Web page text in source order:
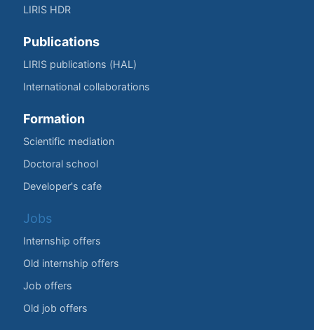
LIRIS HDR
Publications
LIRIS publications (HAL)
International collaborations
Formation
Scientific mediation
Doctoral school
Developer's cafe
Jobs
Internship offers
Old internship offers
Job offers
Old job offers